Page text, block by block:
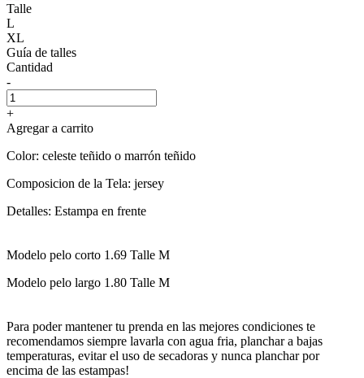
Talle
L
XL
Guía de talles
Cantidad
-
+
Agregar a carrito
Color: celeste teñido o marrón teñido
Composicion de la Tela: jersey
Detalles: Estampa en frente
Modelo pelo corto 1.69 Talle M
Modelo pelo largo 1.80 Talle M
Para poder mantener tu prenda en las mejores condiciones te
recomendamos siempre lavarla con agua fria, planchar a bajas
temperaturas, evitar el uso de secadoras y nunca planchar por
encima de las estampas!